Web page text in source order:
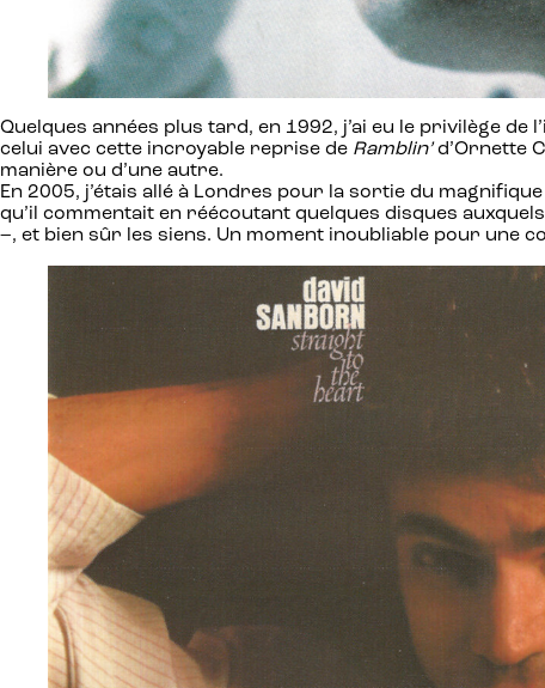
Quelques années plus tard, en 1992, j’ai eu le privilège
celui avec cette incroyable reprise de Ramblin’d’Ornette
manière ou d’une autre.
En 2005, j’étais allé à Londres pour la sortie du
qu’il commentait en réécoutant quelques disques
–, et bien sûr les siens. Un moment inoubliable pour une